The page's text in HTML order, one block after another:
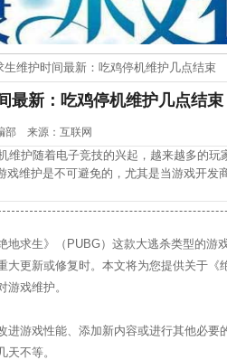
生维护时间最新：吃鸡停机维护几点结束
最新：吃鸡停机维护几点结束
部 来源：互联网
护随着电子竞技的兴起，越来越多的玩
维护是不可避免的，尤其是当游戏开发
地求生》（PUBG）这款大逃杀类型的游
更新或修复时。本文将为您提供关于《
戏维护。
游戏性能、添加新内容或进行其他必要
不等。